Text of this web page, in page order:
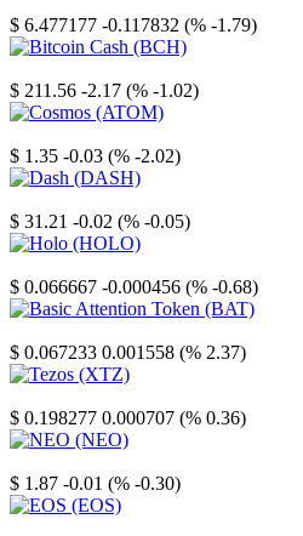
$ 6.477177 -0.117832 (% -1.79)
$ 211.56 -2.17 (% -1.02)
$ 1.35 -0.03 (% -2.02)
$ 31.21 -0.02 (% -0.05)
$ 0.066667 -0.000456 (% -0.68)
$ 0.067233 0.001558 (% 2.37)
$ 0.198277 0.000707 (% 0.36)
$ 1.87 -0.01 (% -0.30)